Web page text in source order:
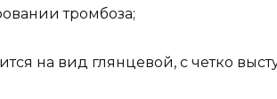
тромбоза;
на вид глянцевой, с четко